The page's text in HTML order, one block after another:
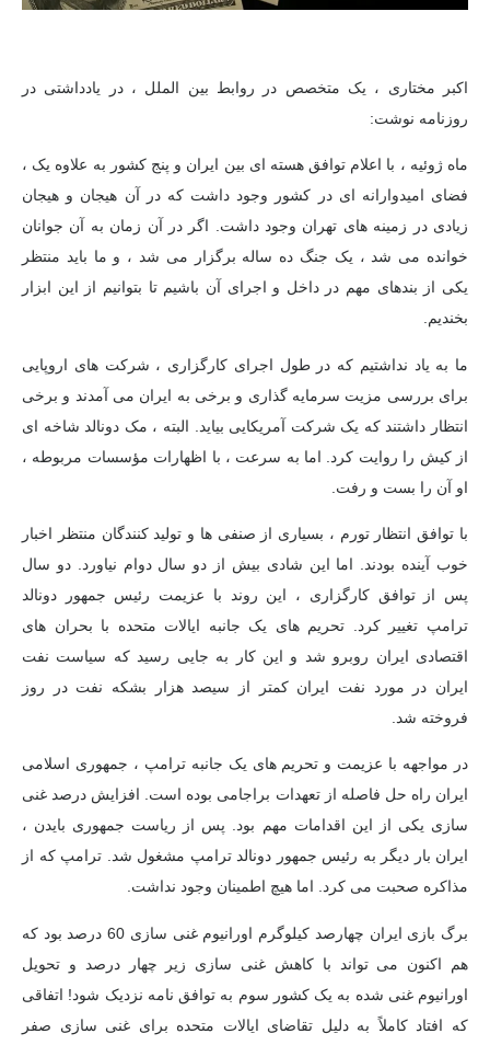
اکبر مختاری ، یک متخصص در روابط بین الملل ، در یادداشتی در
روزنامه نوشت:
ماه ژوئیه ، با اعلام توافق هسته ای بین ایران و پنج کشور به علاوه یک ،
فضای امیدوارانه ای در کشور وجود داشت که در آن هیجان و هیجان
زیادی در زمینه های تهران وجود داشت. اگر در آن زمان به آن جوانان
خوانده می شد ، یک جنگ ده ساله برگزار می شد ، و ما باید منتظر
یکی از بندهای مهم در داخل و اجرای آن باشیم تا بتوانیم از این ابزار
بخندیم.
ما به یاد نداشتیم که در طول اجرای کارگزاری ، شرکت های اروپایی
برای بررسی مزیت سرمایه گذاری و برخی به ایران می آمدند و برخی
انتظار داشتند که یک شرکت آمریکایی بیاید. البته ، مک دونالد شاخه ای
از کیش را روایت کرد. اما به سرعت ، با اظهارات مؤسسات مربوطه ،
او آن را بست و رفت.
با توافق انتظار تورم ، بسیاری از صنفی ها و تولید کنندگان منتظر اخبار
خوب آینده بودند. اما این شادی بیش از دو سال دوام نیاورد. دو سال
پس از توافق کارگزاری ، این روند با عزیمت رئیس جمهور دونالد
ترامپ تغییر کرد. تحریم های یک جانبه ایالات متحده با بحران های
اقتصادی ایران روبرو شد و این کار به جایی رسید که سیاست نفت
ایران در مورد نفت ایران کمتر از سیصد هزار بشکه نفت در روز
فروخته شد.
در مواجهه با عزیمت و تحریم های یک جانبه ترامپ ، جمهوری اسلامی
ایران راه حل فاصله از تعهدات براجامی بوده است. افزایش درصد غنی
سازی یکی از این اقدامات مهم بود. پس از ریاست جمهوری بایدن ،
ایران بار دیگر به رئیس جمهور دونالد ترامپ مشغول شد. ترامپ که از
مذاکره صحبت می کرد. اما هیچ اطمینان وجود نداشت.
برگ بازی ایران چهارصد کیلوگرم اورانیوم غنی سازی 60 درصد بود که
هم اکنون می تواند با کاهش غنی سازی زیر چهار درصد و تحویل
اورانیوم غنی شده به یک کشور سوم به توافق نامه نزدیک شود! اتفاقی
که افتاد کاملاً به دلیل تقاضای ایالات متحده برای غنی سازی صفر